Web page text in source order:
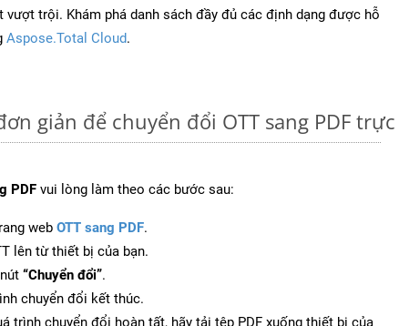
vượt trội. Khám phá danh sách đầy đủ các định dạng được hỗ
Aspose.Total Cloud.
giản để chuyển đổi OTT sang PDF
PDF vui lòng làm theo các bước sau:
web OTT sang PDF.
lên từ thiết bị của bạn.
“Chuyển đổi”.
chuyển đổi kết thúc.
trình chuyển đổi hoàn tất, hãy tải tệp PDF xuống thiết bị của